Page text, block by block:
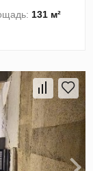
131 м²